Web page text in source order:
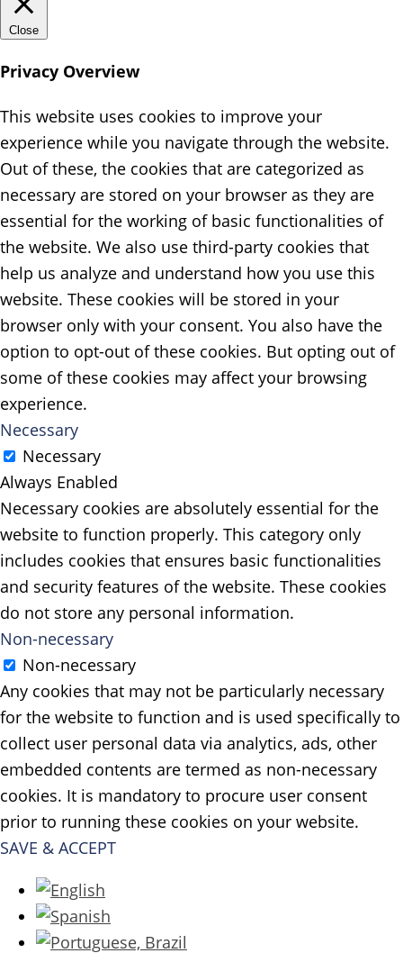
Close
Privacy Overview
This website uses cookies to improve your
experience while you navigate through the website.
Out of these, the cookies that are categorized as
necessary are stored on your browser as they are
essential for the working of basic functionalities of
the website. We also use third-party cookies that
help us analyze and understand how you use this
website. These cookies will be stored in your
browser only with your consent. You also have the
option to opt-out of these cookies. But opting out of
some of these cookies may affect your browsing
experience.
Necessary
Necessary
Always Enabled
Necessary cookies are absolutely essential for the
website to function properly. This category only
includes cookies that ensures basic functionalities
and security features of the website. These cookies
do not store any personal information.
Non-necessary
Non-necessary
Any cookies that may not be particularly necessary
for the website to function and is used specifically to
collect user personal data via analytics, ads, other
embedded contents are termed as non-necessary
cookies. It is mandatory to procure user consent
prior to running these cookies on your website.
SAVE & ACCEPT